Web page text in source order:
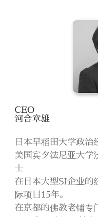
CEO
河合章雄
日本早稻田大学政治
美国宾夕法尼亚大学
士
在日本大型SI企业的
际项目15年。
在京都的佛教老铺专